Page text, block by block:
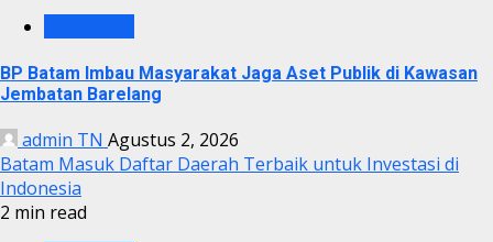
BP Batam Imbau Masyarakat Jaga Aset Publik di Kawasan
Jembatan Barelang
admin TN Agustus 2, 2026
Batam Masuk Daftar Daerah Terbaik untuk Investasi di
Indonesia
2 min read